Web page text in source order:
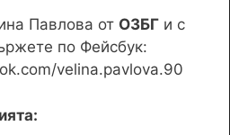
Павлова от ОЗБГ и с
по Фейсбук:
velina.pavlova.90